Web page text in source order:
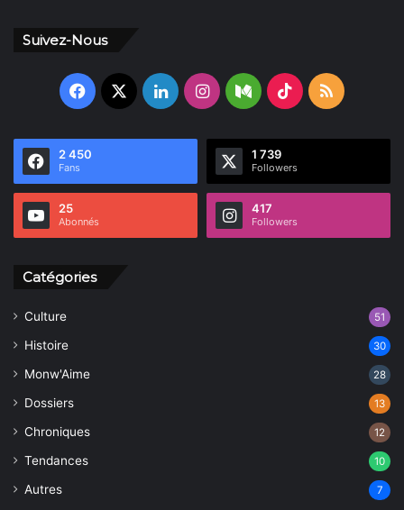
Suivez-Nous
Facebook
X LinkedinInstagram
MediumTikTokRSS
2 450
Fans
1 739
Followers
25
Abonnés
417
Followers
Catégories
Culture 51
Histoire 30
Monw'Aime 28
Dossiers 13
Chroniques 12
Tendances 10
Autres 7